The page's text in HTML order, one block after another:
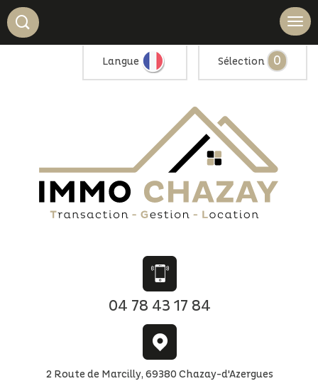
Langue Sélection 0
04 78 43 17 84
2 Route de Marcilly, 69380 Chazay-d'Azergues